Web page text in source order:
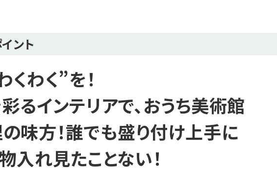
ント
くわく”を！
るインテリアで、おうち美術館
味方！誰でも盛り付け上手に
入れ見たことない！